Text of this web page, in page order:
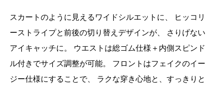
スカートのように見えるワイドシルエットに、 ヒッコリ
ーストライプと前後の切り替えデザインが、 さりげない
アイキャッチに。 ウエストは総ゴム仕様＋内側スピンド
ル付きでサイズ調整が可能。 フロントはフェイクのイー
ジー仕様にすることで、 ラクな穿き心地と、すっきりと